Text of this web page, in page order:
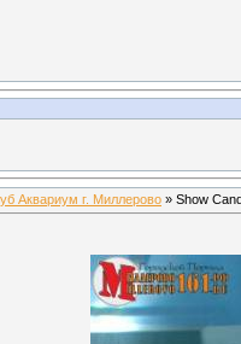
Аквариум г. Миллерово » Show